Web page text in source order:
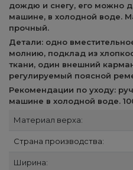
дождю и снегу, его можно
машине, в холодной воде.
прочный.
Детали: одно
молнию, подклад из
ткани, один внешний
регулируемый поясной
Рекомендации по уходу:
машине в холодной воде.
Материал верха:
Страна производства:
Ширина: